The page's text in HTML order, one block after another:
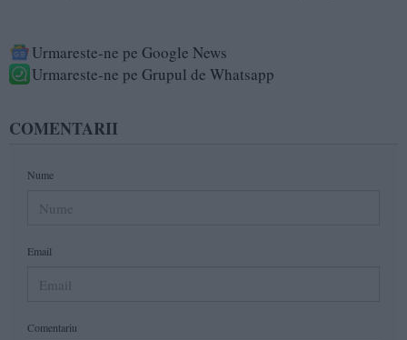
Urmareste-ne pe Google News
Urmareste-ne pe Grupul de Whatsapp
COMENTARII
Nume
Email
Comentariu